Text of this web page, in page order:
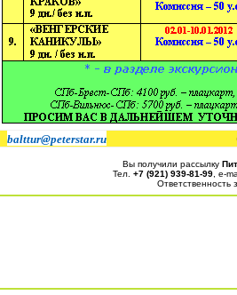
balttur@peterstar.ru
Вы получили рассылку
Тел. +7 (921) 939-81-99, е-